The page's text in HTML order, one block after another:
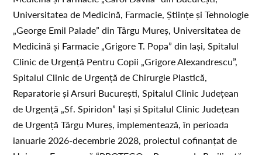
Universitatea de Medicină, Farmacie, Științe și Tehnologie
„George Emil Palade” din Târgu Mureș, Universitatea de
Medicină și Farmacie „Grigore T. Popa” din Iași, Spitalul
Clinic de Urgență Pentru Copii „Grigore Alexandrescu”,
Spitalul Clinic de Urgență de Chirurgie Plastică,
Reparatorie și Arsuri București, Spitalul Clinic Județean
de Urgență „Sf. Spiridon” Iași și Spitalul Clinic Județean
de Urgență Târgu Mureș, implementează, în perioada
ianuarie 2026-decembrie 2028, proiectul cofinanțat de